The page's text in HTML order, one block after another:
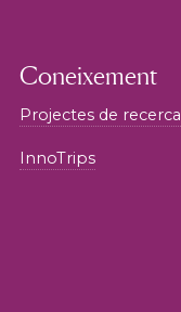
Coneixement
Projectes de recerca
InnoTrips